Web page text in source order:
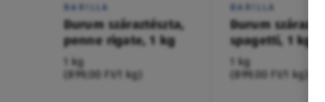
BARILLA
Durum száraztészta,
penne rigate, 1 kg
1 kg
(899,00 Ft/1 kg)
BARILLA
Durum
spagetti, 1 kg
1 kg
(899,00 Ft/1 kg)